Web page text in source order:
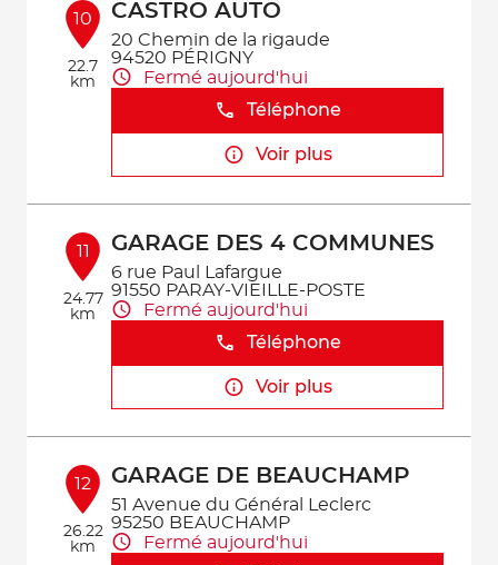
10
22.7
km
CASTRO AUTO
20 Chemin de la rigaude
94520 PÉRIGNY
Fermé aujourd'hui
Téléphone
Voir plus
11
24.77
km
GARAGE DES 4 COMMUNES
6 rue Paul Lafargue
91550 PARAY-VIEILLE-POSTE
Fermé aujourd'hui
Téléphone
Voir plus
12
26.22
km
GARAGE DE BEAUCHAMP
51 Avenue du Général Leclerc
95250 BEAUCHAMP
Fermé aujourd'hui